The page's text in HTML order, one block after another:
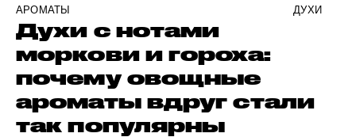
АРОМАТЫ ДУХИ
Духи с нотами
моркови и гороха:
почему овощные
ароматы вдруг стали
так популярны